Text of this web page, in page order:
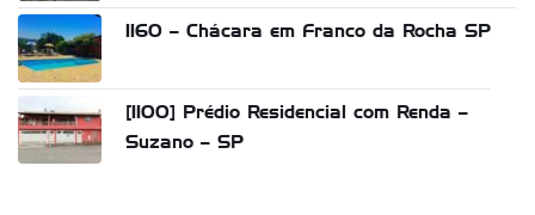
1160 – Chácara em Franco da Rocha SP
[1100] Prédio Residencial com Renda –
Suzano – SP